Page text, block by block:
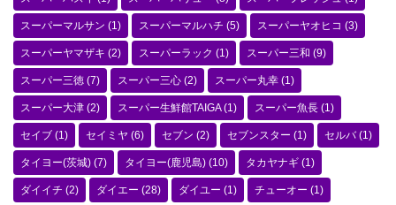
スーパーマルサン (1) スーパーマルハチ (5) スーパーヤオヒコ (3)
スーパーヤマザキ (2) スーパーラック (1) スーパー三和 (9)
スーパー三徳 (7) スーパー三心 (2) スーパー丸幸 (1)
スーパー大津 (2) スーパー生鮮館TAIGA(1) スーパー魚長 (1)
セイブ (1) セイミヤ (6) セブン (2) セブンスター (1) セルバ(1)
タイヨー(茨城) (7) タイヨー(鹿児島) (10) タカヤナギ (1)
ダイイチ (2) ダイエー (28) ダイユー (1) チューオー (1)